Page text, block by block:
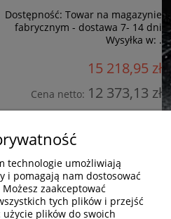
Dostępność: Towar na magazynie
fabrycznym - dostawa 7- 14 dni
Wysyłka w: .
15 218,95 zł
Cena netto: 12 373,13 zł
technologie umożliwiają
i pomagają nam dostosować
zaakceptować
tych plików i przejść
plików do swoich